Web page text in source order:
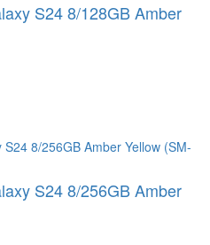
S24 8/128GB Amber
S24 8/256GB Amber